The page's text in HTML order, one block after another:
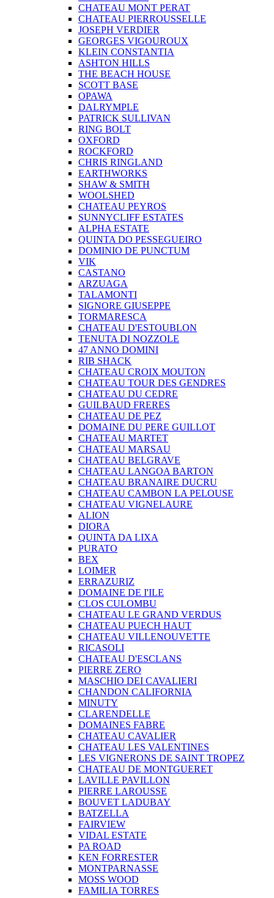
CHATEAU MONT PERAT
CHATEAU PIERROUSSELLE
JOSEPH VERDIER
GEORGES VIGOUROUX
KLEIN CONSTANTIA
ASHTON HILLS
THE BEACH HOUSE
SCOTT BASE
OPAWA
DALRYMPLE
PATRICK SULLIVAN
RING BOLT
OXFORD
ROCKFORD
CHRIS RINGLAND
EARTHWORKS
SHAW & SMITH
WOOLSHED
CHATEAU PEYROS
SUNNYCLIFF ESTATES
ALPHA ESTATE
QUINTA DO PESSEGUEIRO
DOMINIO DE PUNCTUM
VIK
CASTANO
ARZUAGA
TALAMONTI
SIGNORE GIUSEPPE
TORMARESCA
CHATEAU D'ESTOUBLON
TENUTA DI NOZZOLE
47 ANNO DOMINI
RIB SHACK
CHATEAU CROIX MOUTON
CHATEAU TOUR DES GENDRES
CHATEAU DU CEDRE
GUILBAUD FRERES
CHATEAU DE PEZ
DOMAINE DU PERE GUILLOT
CHATEAU MARTET
CHATEAU MARSAU
CHATEAU BELGRAVE
CHATEAU LANGOA BARTON
CHATEAU BRANAIRE DUCRU
CHATEAU CAMBON LA PELOUSE
CHATEAU VIGNELAURE
ALION
DIORA
QUINTA DA LIXA
PURATO
BEX
LOIMER
ERRAZURIZ
DOMAINE DE I'ILE
CLOS CULOMBU
CHATEAU LE GRAND VERDUS
CHATEAU PUECH HAUT
CHATEAU VILLENOUVETTE
RICASOLI
CHATEAU D'ESCLANS
PIERRE ZERO
MASCHIO DEI CAVALIERI
CHANDON CALIFORNIA
MINUTY
CLARENDELLE
DOMAINES FABRE
CHATEAU CAVALIER
CHATEAU LES VALENTINES
LES VIGNERONS DE SAINT TROPEZ
CHATEAU DE MONTGUERET
LAVILLE PAVILLON
PIERRE LAROUSSE
BOUVET LADUBAY
BATZELLA
FAIRVIEW
VIDAL ESTATE
PA ROAD
KEN FORRESTER
MONTPARNASSE
MOSS WOOD
FAMILIA TORRES